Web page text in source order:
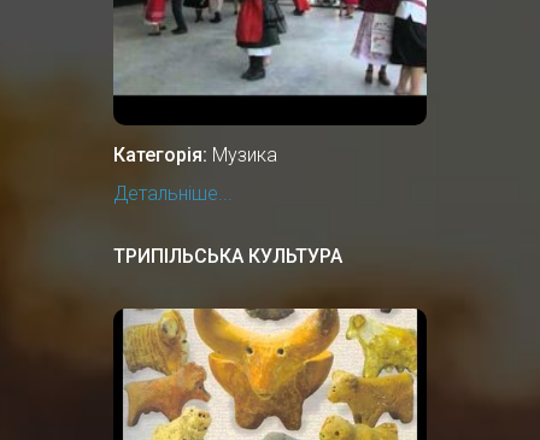
Категорія: Музика
Детальніше...
ТРИПІЛЬСЬКА КУЛЬТУРА